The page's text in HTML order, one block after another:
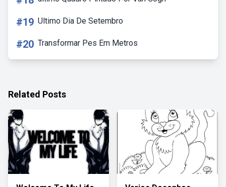
#19 Ultimo Dia De Setembro
#20 Transformar Pes Em Metros
Related Posts